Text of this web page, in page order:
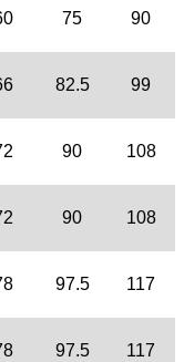
75 90
82.5 99
90 108
90 108
97.5 117
97.5 117